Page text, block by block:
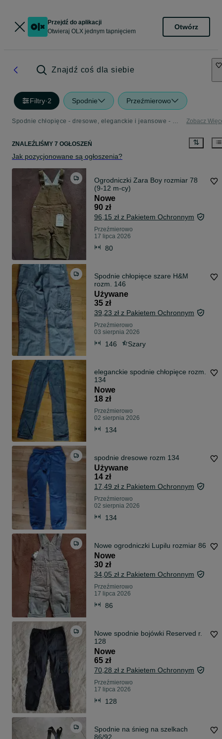
Przejdź do aplikacji
Otwieraj OLX jednym tapnięciem
Otwórz
Znajdź coś dla siebie
Filtry·2 Spodnie Przeźmierowo
Spodnie chłopięce - dresowe, eleganckie i jeansowe - OLX.pl Zobacz
ZNALEŹLIŚMY 7 OGŁOSZEŃ
Jak pozycjonowane są ogłoszenia?
Ogrodniczki Zara Boy rozmiar 78
(9-12 m-cy)
Nowe
90 zł
96,15 zł z Pakietem Ochronnym
Przeźmierowo
17 lipca 2026
80
Spodnie chłopięce szare H&M
rozm. 146
Używane
35 zł
39,23 zł z Pakietem Ochronnym
Przeźmierowo
03 sierpnia 2026
146 Szary
eleganckie spodnie chłopięce rozm.
134
Nowe
18 zł
Przeźmierowo
02 sierpnia 2026
134
spodnie dresowe rozm 134
Używane
14 zł
17,49 zł z Pakietem Ochronnym
Przeźmierowo
02 sierpnia 2026
134
Nowe ogrodniczki Lupilu rozmiar 86
Nowe
30 zł
34,05 zł z Pakietem Ochronnym
Przeźmierowo
17 lipca 2026
86
Nowe spodnie bojówki Reserved r.
128
Nowe
65 zł
70,28 zł z Pakietem Ochronnym
Przeźmierowo
17 lipca 2026
128
Spodnie na śnieg na szelkach
86/92